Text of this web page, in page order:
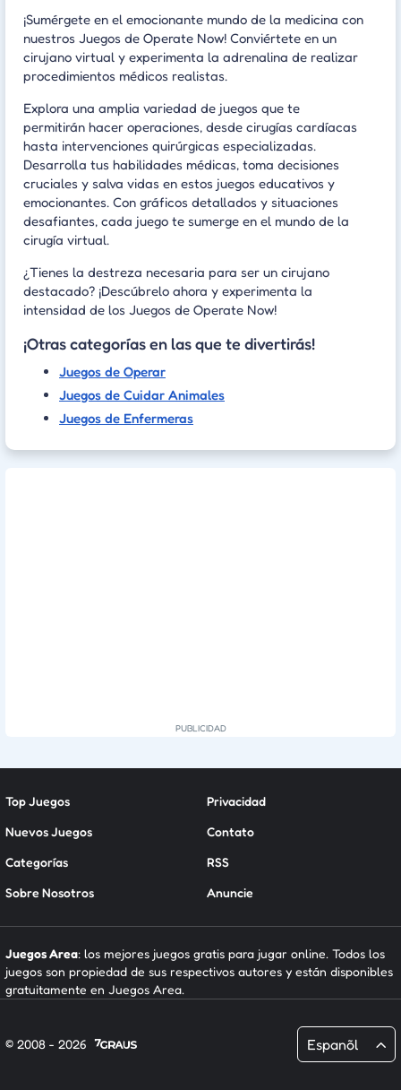
¡Sumérgete en el emocionante mundo de la medicina con
nuestros Juegos de Operate Now! Conviértete en un
cirujano virtual y experimenta la adrenalina de realizar
procedimientos médicos realistas.
Explora una amplia variedad de juegos que te
permitirán hacer operaciones, desde cirugías cardíacas
hasta intervenciones quirúrgicas especializadas.
Desarrolla tus habilidades médicas, toma decisiones
cruciales y salva vidas en estos juegos educativos y
emocionantes. Con gráficos detallados y situaciones
desafiantes, cada juego te sumerge en el mundo de la
cirugía virtual.
¿Tienes la destreza necesaria para ser un cirujano
destacado? ¡Descúbrelo ahora y experimenta la
intensidad de los Juegos de Operate Now!
¡Otras categorías en las que te divertirás!
Juegos de Operar
Juegos de Cuidar Animales
Juegos de Enfermeras
Top Juegos
Nuevos Juegos
Categorías
Sobre Nosotros
Privacidad
Contato
RSS
Anuncie
Juegos Area: los mejores juegos gratis para jugar online. Todos los
juegos son propiedad de sus respectivos autores y están disponibles
gratuitamente en Juegos Area.
© 2008 - 2026 Espanõl